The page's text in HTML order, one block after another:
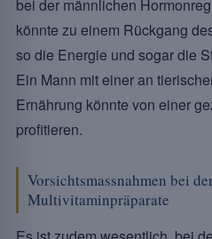
bei der männlichen
könnte zu einem Rückgang
so die Energie und sogar die
Ein Mann mit einer an
Ernährung könnte von einer
profitieren.
Vorsichtsmassnahmen bei
Multivitaminpräparate